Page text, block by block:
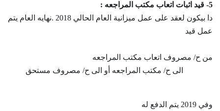
5- قيد اثبات اتعاب مكتب المراجعه :
دا بيكون لعقد على عمل ميزانية العام الحالي 2018 .نهايه العام يتم
عمل قيد
من ح/ مصروف اتعاب مكتب المراجعه
الى ح/ مكتب المراجعه أو الى ح/ مصروف مستحق
وفي 2019 يتم الدفع له